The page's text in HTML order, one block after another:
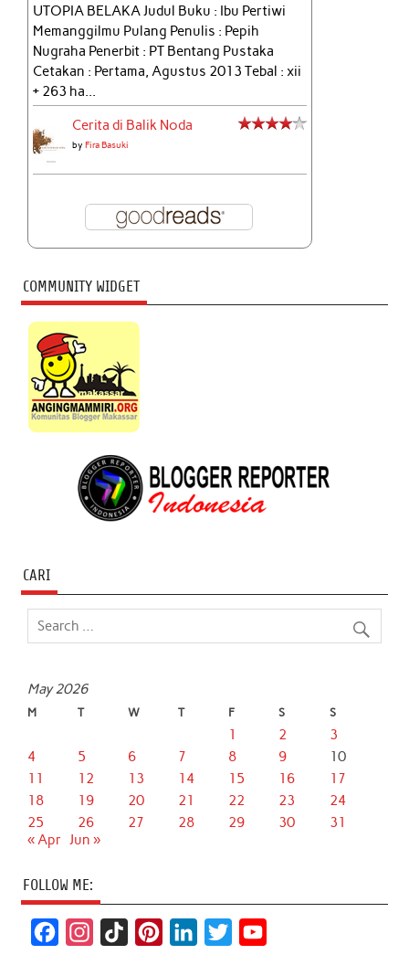
UTOPIA BELAKA Judul Buku : Ibu Pertiwi
Memanggilmu Pulang Penulis : Pepih
Nugraha Penerbit : PT Bentang Pustaka
Cetakan : Pertama, Agustus 2013 Tebal : xii
+ 263 ha...
Cerita di Balik Noda
byFira Basuki
COMMUNITY WIDGET
CARI
May 2026
M T W T F S S
1 2
3
4
5 6 7 8 9
10
11
12 13 14 15 16
17
18
19 20 21 22 23
24
25
26 27 28 29 30
31
« Apr Jun »
FOLLOW ME: